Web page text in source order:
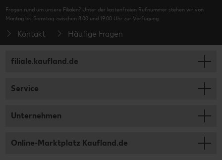
Fragen rund um unsere Filialen? Unter der kostenfreien Rufnummer stehen wir von
Montag bis Samstag zwischen 8:00 und 19:00 Uhr zur Verfügung.
Kontakt Häufige Fragen
filiale.kaufland.de
Service
Unternehmen
Online-Marktplatz Kaufland.de